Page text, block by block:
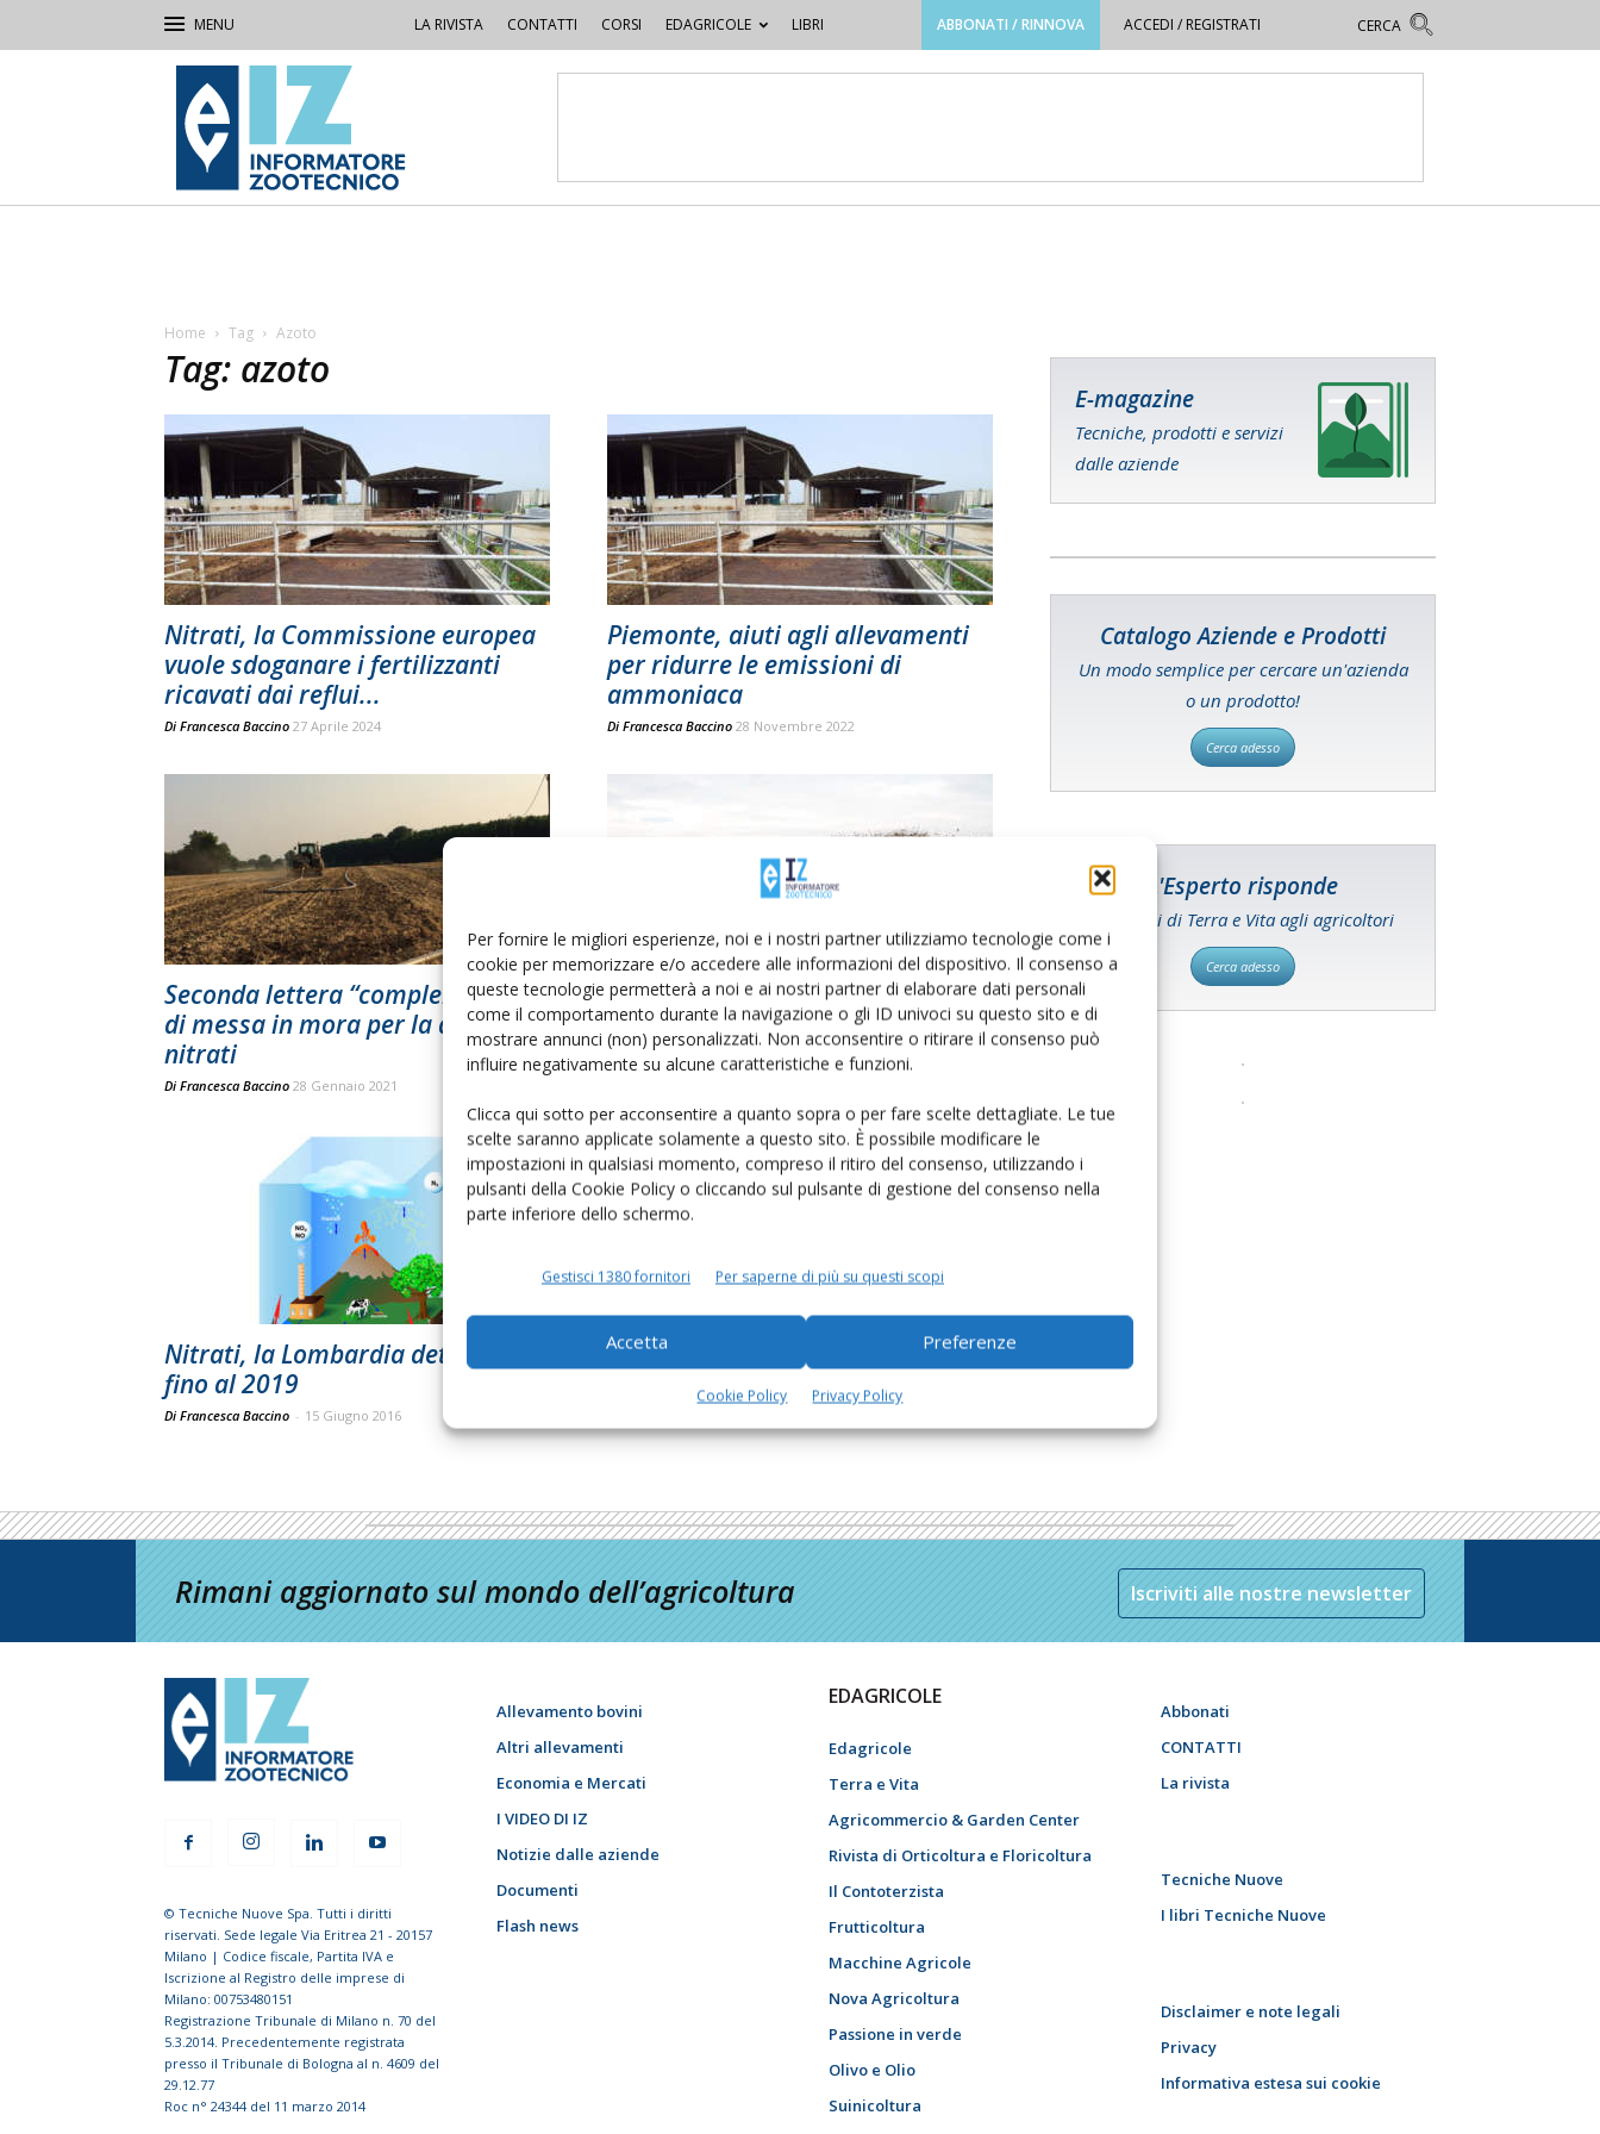
Per fornire le migliori esperienze, noi e i nostri partner utilizziamo tecnologie come i
cookie per memorizzare e/o accedere alle informazioni del dispositivo. Il consenso a
queste tecnologie permetterà a noi e ai nostri partner di elaborare dati personali
come il comportamento durante la navigazione o gli ID univoci su questo sito e di
mostrare annunci (non) personalizzati. Non acconsentire o ritirare il consenso può
influire negativamente su alcune caratteristiche e funzioni.
Clicca qui sotto per acconsentire a quanto sopra o per fare scelte dettagliate. Le tue
scelte saranno applicate solamente a questo sito. È possibile modificare le
impostazioni in qualsiasi momento, compreso il ritiro del consenso, utilizzando i
pulsanti della Cookie Policy o cliccando sul pulsante di gestione del consenso nella
parte inferiore dello schermo.
Gestisci 1380 fornitori Per saperne di più su questi scopi
Accetta Preferenze
Cookie Policy Privacy Policy
LA RIVISTA CONTATTI CORSI EDAGRICOLE LIBRI ABBONATI / RINNOVA ACCEDI / REGISTRATI
IZ
Informatore
Zootecnico
Home Tag Azoto
Tag: azoto
Nitrati, la Commissione europea
vuole sdoganare i fertilizzanti
ricavati dai reflui...
Di Francesca Baccino 27 Aprile 2024
Piemonte, aiuti agli allevamenti
per ridurre le emissioni di
ammoniaca
Di Francesca Baccino 28 Novembre 2022
Seconda lettera “complementare”
di messa in mora per la direttiva
nitrati
Di Francesca Baccino 28 Gennaio 2021
Lombardia: al via il programma
d’azione sui nitrati 2020-2023
Francesca Baccino 13 Marzo 2020
Nitrati, la Lombardia detta regole
fino al 2019
Di Francesca Baccino - 15 Giugno 2016
E-magazine
Tecniche, prodotti e servizi
dalle aziende
Catalogo Aziende e Prodotti
Un modo semplice per cercare un'azienda
o un prodotto!
Cerca adesso
L'Esperto risponde
I consigli di Terra e Vita agli agricoltori
Cerca adesso
Rimani aggiornato sul mondo dell’agricoltura Iscriviti alle nostre newsletter
© Tecniche Nuove Spa. Tutti i diritti
riservati. Sede legale Via Eritrea 21 - 20157
Milano | Codice fiscale, Partita IVA e
Iscrizione al Registro delle imprese di
Milano: 00753480151
Registrazione Tribunale di Milano n. 70 del
5.3.2014. Precedentemente registrata
presso il Tribunale di Bologna al n. 4609 del
29.12.77
Roc n° 24344 del 11 marzo 2014
Allevamento bovini
Altri allevamenti
Economia e Mercati
I VIDEO DI IZ
Notizie dalle aziende
Documenti
Flash news
EDAGRICOLE
Edagricole
Terra e Vita
Agricommercio & Garden Center
Rivista di Orticoltura e Floricoltura
Il Contoterzista
Frutticoltura
Macchine Agricole
Nova Agricoltura
Passione in verde
Olivo e Olio
Suinicoltura
Abbonati
CONTATTI
La rivista
Tecniche Nuove
I libri Tecniche Nuove
Disclaimer e note legali
Privacy
Informativa estesa sui cookie